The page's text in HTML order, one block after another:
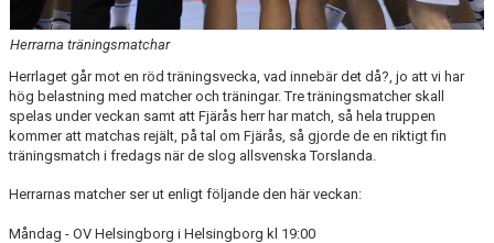
Herrarna träningsmatchar
Herrlaget går mot en röd träningsvecka, vad innebär det då?, jo att vi har
hög belastning med matcher och träningar. Tre träningsmatcher skall
spelas under veckan samt att Fjärås herr har match, så hela truppen
kommer att matchas rejält, på tal om Fjärås, så gjorde de en riktigt fin
träningsmatch i fredags när de slog allsvenska Torslanda.
Herrarnas matcher ser ut enligt följande den här veckan:
Måndag - OV Helsingborg i Helsingborg kl 19:00